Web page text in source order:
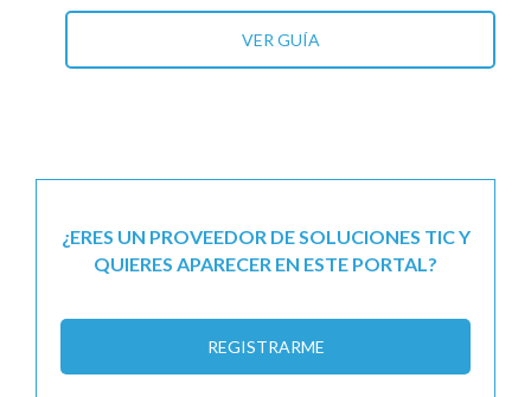
VER GUÍA
¿ERES UN PROVEEDOR DE SOLUCIONES TIC Y
QUIERES APARECER EN ESTE PORTAL?
REGISTRARME